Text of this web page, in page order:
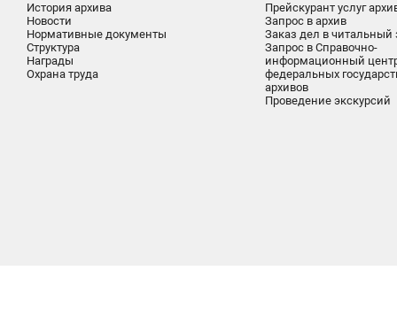
История архива
Новости
Нормативные документы
Структура
Награды
Охрана труда
Прейскурант услуг
Запрос в архив
Заказ дел в читальный
Запрос в Справочно-
информационный
федеральных
архивов
Проведение экскурсий